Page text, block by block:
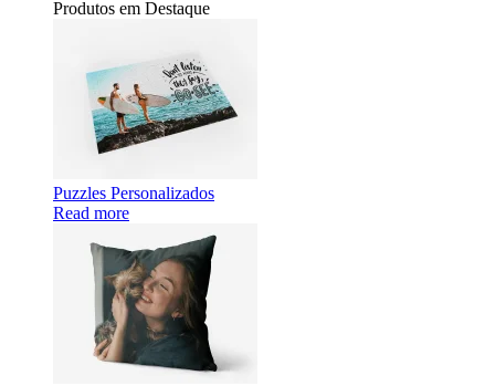
Produtos em Destaque
Puzzles Personalizados
Read more